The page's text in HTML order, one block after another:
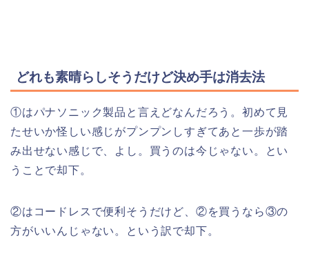
どれも素晴らしそうだけど決め手は消去法
①はパナソニック製品と言えどなんだろう。初めて見
たせいか怪しい感じがプンプンしすぎてあと一歩が踏
み出せない感じで、よし。買うのは今じゃない。とい
うことで却下。
②はコードレスで便利そうだけど、②を買うなら③の
方がいいんじゃない。という訳で却下。